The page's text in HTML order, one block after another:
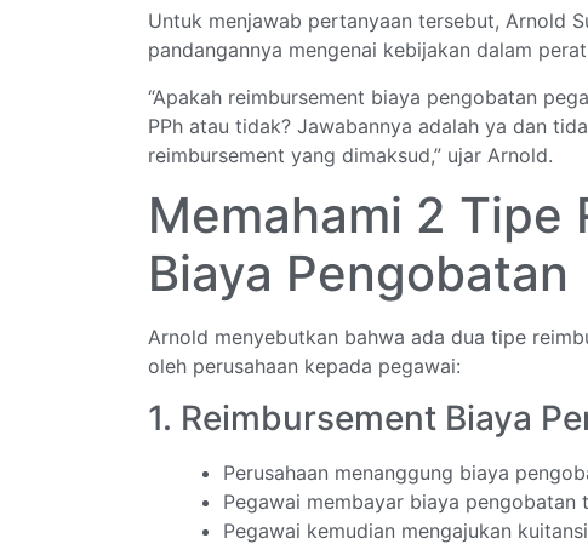
Untuk menjawab pertanyaan tersebut, Arnold
pandangannya mengenai kebijakan dalam
“Apakah reimbursement biaya pengobatan
PPh atau tidak? Jawabannya adalah ya dan
reimbursement yang dimaksud,” ujar Arnold.
Memahami 2 Tipe
Biaya Pengobatan
Arnold menyebutkan bahwa ada dua tipe
oleh perusahaan kepada pegawai:
1. Reimbursement Biaya
Perusahaan menanggung biaya
Pegawai membayar biaya
Pegawai kemudian mengajukan